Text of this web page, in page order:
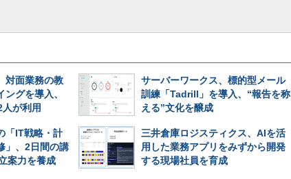
対面業務の教
グを導入、
が利用
サーバーワークス、標的型メール
訓練「Tadrill」を導入、“報告を称
える”文化を醸成
「IT戦略・計
」、2日間の講
案力を養成
三井倉庫ロジスティクス、AIを活
用した業務アプリをみずから開発
する現場社員を育成